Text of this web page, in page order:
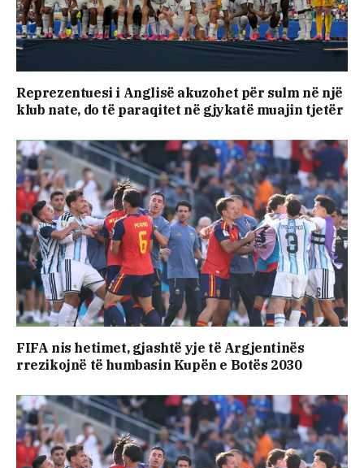
Reprezentuesi i Anglisë akuzohet për sulm në një
klub nate, do të paraqitet në gjykatë muajin tjetër
FIFA nis hetimet, gjashtë yje të Argjentinës
rrezikojnë të humbasin Kupën e Botës 2030